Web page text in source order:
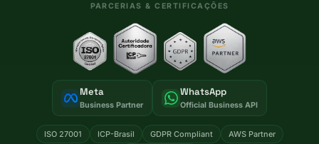
PARCERIAS & CERTIFICAÇÕES
Meta
Business Partner
WhatsApp
Official Business API
ISO 27001 ICP-Brasil GDPR Compliant
AWS Partner